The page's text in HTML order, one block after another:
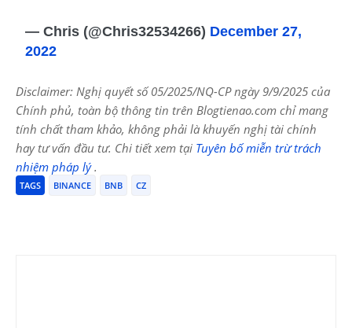
— Chris (@Chris32534266) December 27,
2022
Disclaimer: Nghị quyết số 05/2025/NQ-CP ngày 9/9/2025 của
Chính phủ, toàn bộ thông tin trên Blogtienao.com chỉ mang
tính chất tham khảo, không phải là khuyến nghị tài chính
hay tư vấn đầu tư. Chi tiết xem tại Tuyên bố miễn trừ trách
nhiệm pháp lý.
TAGS BINANCE BNB CZ